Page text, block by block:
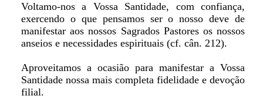
Voltamo-nos a Vossa Santidade, com confiança,
exercendo o que pensamos ser o nosso deve de
manifestar aos nossos Sagrados Pastores os nossos
anseios e necessidades espirituais (cf. cân. 212).
Aproveitamos a ocasião para manifestar a Vossa
Santidade nossa mais completa fidelidade e devoção
filial.